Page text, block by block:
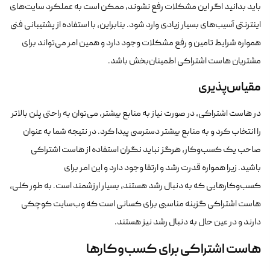
باید بدانید اگر این مشکلات رفع نشوند، ممکن است به عملکرد سایت‌های
اینترنتی آسیب‌های بسیار زیادی وارد شود. بنابراین، با استفاده از پشتیبانی فنی
همواره شرایط تامین و رفع مشکلات وجود دارد و همین امر می‌تواند برای
مشتریان هاست اشتراکی اطمینان‌بخش باشد.
مقیاس‌پذیری
در هاست اشتراکی، در صورت نیاز به منابع بیشتر، می‌توان به راحتی پلن بالاتر
را انتخاب کرد و به منابع بیشتر دسترسی پیدا کرد. در نتیجه شما به عنوان
صاحب یک کسب‌وکار، هرگز نباید نگران استفاده از هاست اشتراکی
باشید. زیرا همواره قدرت رشد و ارتقا وجود دارد و این امر برای
کسب‌وکارهایی که به دنبال رشد هستند، بسیار ارزشمند است. به طور کلی،
هاست اشتراکی گزینه مناسبی برای کسانی است که وب‌سایت کوچکی
دارند و در عین حال به دنبال رشد نیز هستند.
هاست اشتراکی برای کسب‌وکارها